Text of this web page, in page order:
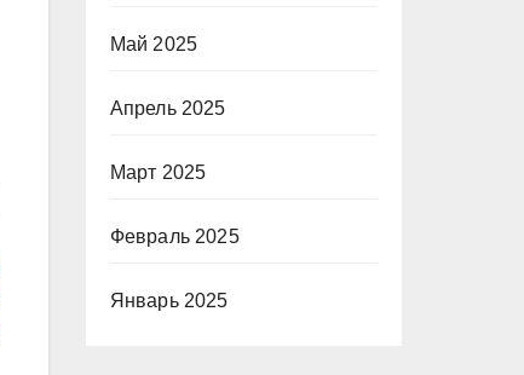
Май 2025
Апрель 2025
Март 2025
Февраль 2025
Январь 2025